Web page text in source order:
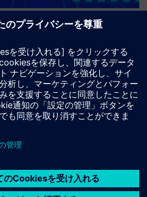
based on
ションは、資産や人のリアルタイムの
価値を引き出し、生産性や個人やビジ
を強化する「ターンキー」ソリューシ